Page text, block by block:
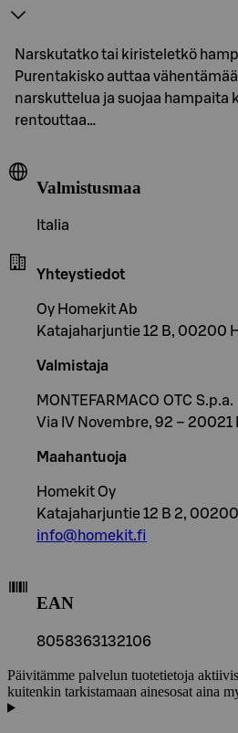
Narskutatko tai kiristeletkö
Purentakisko auttaa
narskuttelua ja suojaa hampaita
rentouttaa…
Valmistusmaa
Italia
Yhteystiedot
Oy Homekit Ab
Katajaharjuntie 12 B, 00200
Valmistaja
MONTEFARMACO OTC S.p.a.
Via IV Novembre, 92 – 20021
Maahantuoja
Homekit Oy
Katajaharjuntie 12 B 2,
info@homekit.fi
EAN
8058363132106
Päivitämme palvelun tuotetietoja
kuitenkin tarkistamaan ainesosat aina